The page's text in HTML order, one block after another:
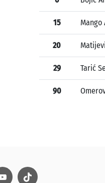
15 Mango
20
29 Tarić
90